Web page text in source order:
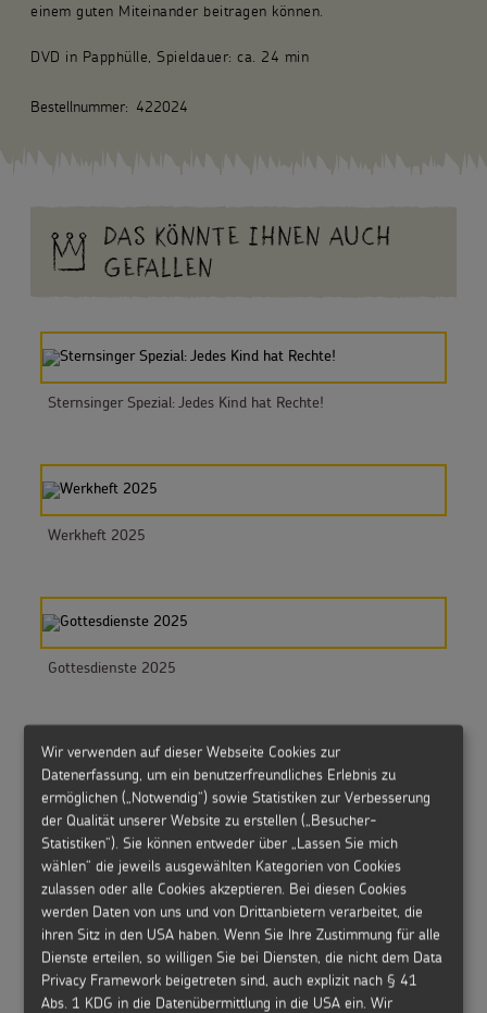
einem guten Miteinander beitragen können.
DVD in Papphülle, Spieldauer: ca. 24 min
Bestellnummer: 422024
DAS KÖNNTE IHNEN AUCH
GEFALLEN
Sternsinger Spezial: Jedes Kind hat Rechte!
Werkheft 2025
Gottesdienste 2025
DVD: Der Film zur Sternsingeraktion 2024
DKS24: Werkheft zur Aktion Dreikönigssingen
Wir verwenden auf dieser Webseite Cookies zur
Datenerfassung, um ein benutzerfreundliches Erlebnis zu
ermöglichen („Notwendig“) sowie Statistiken zur Verbesserung
der Qualität unserer Website zu erstellen („Besucher-
Statistiken“). Sie können entweder über „Lassen Sie mich
wählen“ die jeweils ausgewählten Kategorien von Cookies
zulassen oder alle Cookies akzeptieren. Bei diesen Cookies
werden Daten von uns und von Drittanbietern verarbeitet, die
ihren Sitz in den USA haben. Wenn Sie Ihre Zustimmung für alle
Dienste erteilen, so willigen Sie bei Diensten, die nicht dem Data
Privacy Framework beigetreten sind, auch explizit nach § 41
Abs. 1 KDG in die Datenübermittlung in die USA ein. Wir